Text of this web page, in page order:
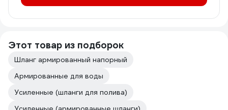
Этот товар из подборок
Шланг армированный напорный
Армированные для воды
Усиленные (шланги для полива)